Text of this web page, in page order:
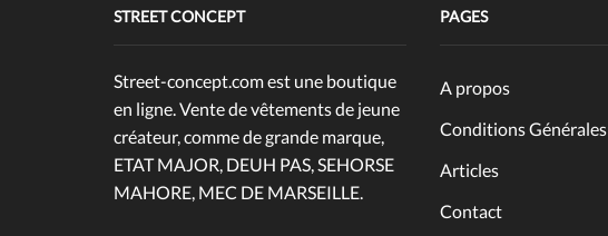
STREET CONCEPT
Street-concept.com est une boutique
en ligne. Vente de vêtements de jeune
créateur, comme de grande marque,
ETAT MAJOR, DEUH PAS, SEHORSE
MAHORE, MEC DE MARSEILLE.
PAGES
A propos
Conditions Générales
Articles
Contact